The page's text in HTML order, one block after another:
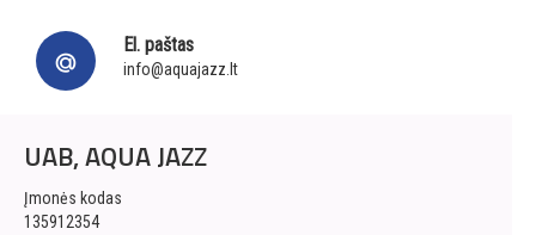
El. paštas
info@aquajazz.lt
UAB, AQUA JAZZ
Įmonės kodas
135912354